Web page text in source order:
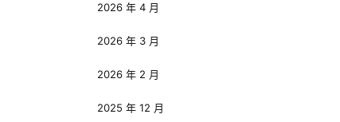
2026 年 4 月
2026 年 3 月
2026 年 2 月
2025 年 12 月